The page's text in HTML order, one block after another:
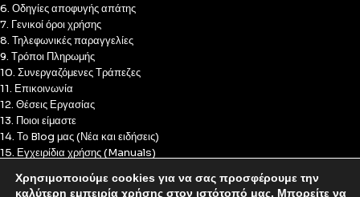
6. Οδηγίες αποφυγής απάτης
7. Γενικοί όροι χρήσης
8. Τηλεφωνικές παραγγελίες
9. Τρόποι Πληρωμής
10. Συνεργαζόμενες Τράπεζες
11. Επικοινωνία
12. Θέσεις Εργασίας
13. Ποιοι είμαστε
14. Το Blog μας (Νέα και ειδήσεις)
15. Εγχειρίδια χρήσης (Manuals)
17. Πολιτική Cookies
Χρησιμοποιούμε cookies για να σας προσφέρουμε την
καλύτερη εμπειρία χρήσης στον ιστότοπό μας. Μπορείτε να